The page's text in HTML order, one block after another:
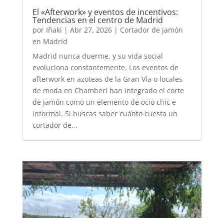
El «Afterwork» y eventos de incentivos:
Tendencias en el centro de Madrid
por Iñaki | Abr 27, 2026| Cortador de jamón
en Madrid
Madrid nunca duerme, y su vida social
evoluciona constantemente. Los eventos de
afterwork en azoteas de la Gran Vía o locales
de moda en Chamberí han integrado el corte
de jamón como un elemento de ocio chic e
informal. Si buscas saber cuánto cuesta un
cortador de...